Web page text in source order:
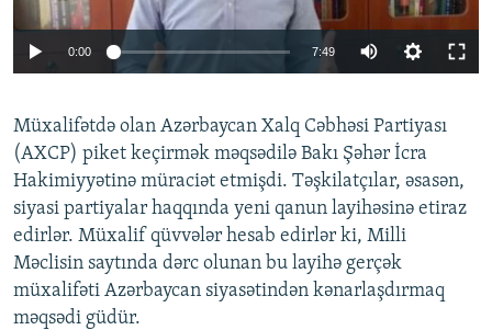
Auto 240p 360p 480p
720p 1080p
0:00 7:49
360p
480p
720p
1080p
Müxalifətdə olan Azərbaycan Xalq Cəbhəsi Partiyası
(AXCP) piket keçirmək məqsədilə Bakı Şəhər İcra
Hakimiyyətinə müraciət etmişdi. Təşkilatçılar, əsasən,
siyasi partiyalar haqqında yeni qanun layihəsinə etiraz
edirlər. Müxalif qüvvələr hesab edirlər ki, Milli
Məclisin saytında dərc olunan bu layihə gerçək
müxalifəti Azərbaycan siyasətindən kənarlaşdırmaq
məqsədi güdür.